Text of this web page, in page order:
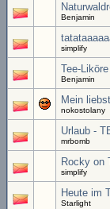
Benjamin
simplify
Tee-
Benjamin
Mein
nokostolany
Urlaub -
mrbomb
Rocky on
simplify
Heute im
Starlight